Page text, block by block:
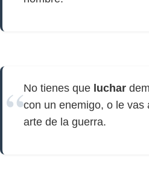
No tienes que luchar
con un enemigo, o le vas
arte de la guerra.